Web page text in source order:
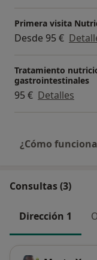
Primera visita
Desde 95 €
Tratamiento
gastrointestinales
95 € Detalles
¿Cómo
Consultas (3)
Dirección 1